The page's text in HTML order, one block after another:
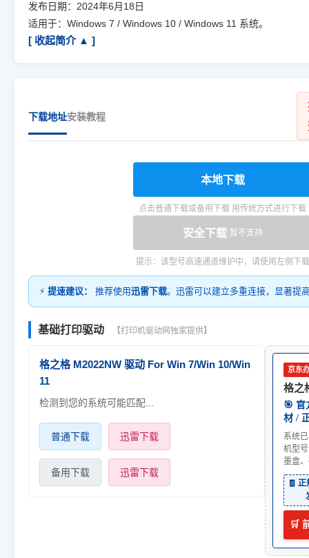
发布日期：2024年6月18日
适用于：Windows 7 / Windows 10 / Windows 11 系统。
[ 收起简介 ▲ ]
下载地址安装教程
本地下载
点击普通下载或备用下载 用传统方式进行下载
安全下载 暂不支持
提示：该型号高速通道维护中，请使用左侧下载
⚡ 提速建议： 推荐使用迅雷下载。迅雷可以建立多重连接，显著提
基础打印驱动 【打印机驱动网独家提供】
格之格 M2022NW 驱动 For Win 7/Win 10/Win
11
检测到您的系统可能匹配...
普通下载 迅雷下载
备用下载 迅雷下载
京东
格之
🎯 官
材 /
系统
机型
墨盒
🧾
🛒